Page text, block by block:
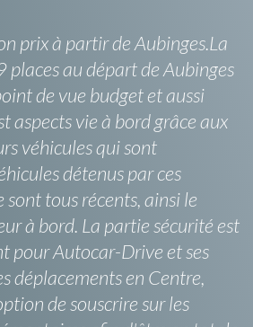
prix à partir de Aubinges.La
au départ de Aubinges
de vue budget et aussi
aspects vie à bord grâce aux
véhicules qui sont
détenus par ces
sont tous récents, ainsi le
à bord. La partie sécurité est
pour Autocar-Drive et ses
déplacements en Centre,
de souscrire sur les